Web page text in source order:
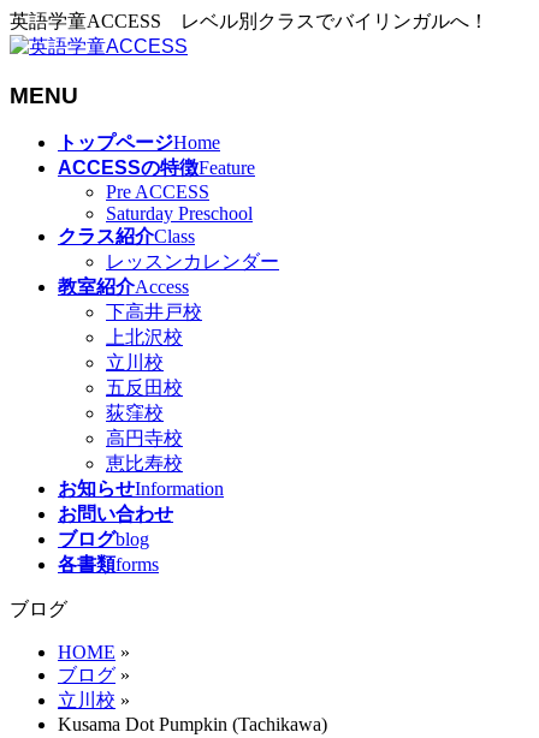
英語学童ACCESS レベル別クラスでバイリンガルへ！
MENU
トップページHome
ACCESSの特徴Feature
Pre ACCESS
Saturday Preschool
クラス紹介Class
レッスンカレンダー
教室紹介Access
下高井戸校
上北沢校
立川校
五反田校
荻窪校
高円寺校
恵比寿校
お知らせInformation
お問い合わせ
ブログblog
各書類forms
ブログ
HOME »
ブログ »
立川校 »
Kusama Dot Pumpkin (Tachikawa)